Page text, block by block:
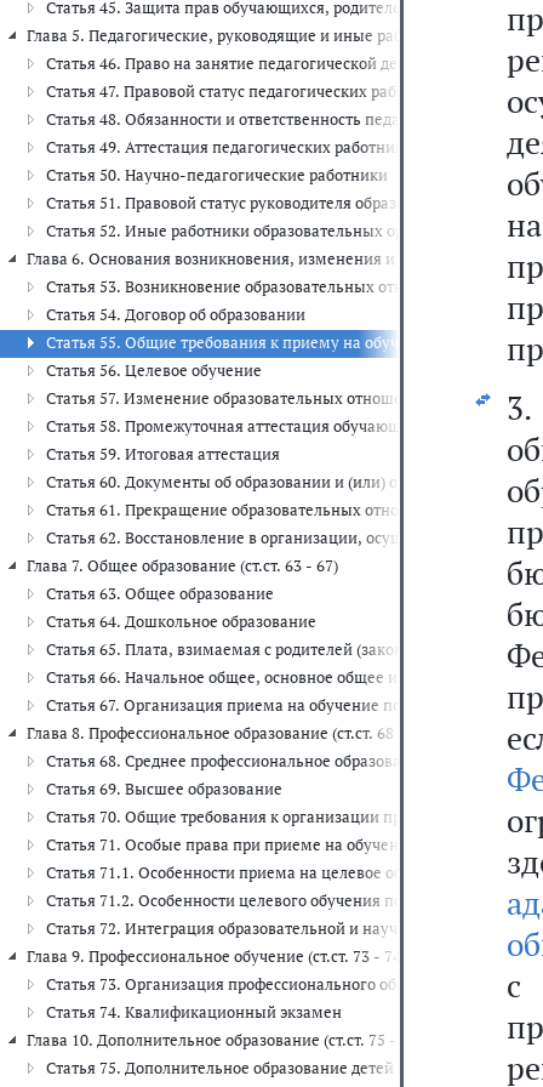
Статья 45. Защита прав обучающихся, родителей (законных
Глава 5. Педагогические, руководящие и иные работники
Статья 46. Право на занятие педагогической деятельностью
Статья 47. Правовой статус педагогических работников. Права и
Статья 48. Обязанности и ответственность педагогических
Статья 49. Аттестация педагогических работников
Статья 50. Научно-педагогические работники
Статья 51. Правовой статус руководителя образовательной
Статья 52. Иные работники образовательных организаций
Глава 6. Основания возникновения, изменения и прекращения
Статья 53. Возникновение образовательных отношений
Статья 54. Договор об образовании
Статья 55. Общие требования к приему на обучение в
Статья 56. Целевое обучение
Статья 57. Изменение образовательных отношений
Статья 58. Промежуточная аттестация обучающихся
Статья 59. Итоговая аттестация
Статья 60. Документы об образовании и (или) о квалификации.
Статья 61. Прекращение образовательных отношений
Статья 62. Восстановление в организации, осуществляющей
Глава 7. Общее образование (ст.ст. 63 - 67)
Статья 63. Общее образование
Статья 64. Дошкольное образование
Статья 65. Плата, взимаемая с родителей (законных
Статья 66. Начальное общее, основное общее и среднее общее
Статья 67. Организация приема на обучение по основным
Глава 8. Профессиональное образование (ст.ст. 68 - 72)
Статья 68. Среднее профессиональное образование
Статья 69. Высшее образование
Статья 70. Общие требования к организации приема на
Статья 71. Особые права при приеме на обучение по
Статья 71.1. Особенности приема на целевое обучение по
Статья 71.2. Особенности целевого обучения по основным
Статья 72. Интеграция образовательной и научной (научно-
Глава 9. Профессиональное обучение (ст.ст. 73 - 74)
Статья 73. Организация профессионального обучения
Статья 74. Квалификационный экзамен
Глава 10. Дополнительное образование (ст.ст. 75 - 76)
Статья 75. Дополнительное образование детей и взрослых
с